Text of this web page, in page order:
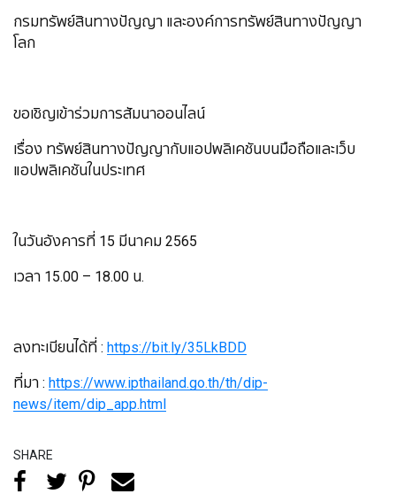
กรมทรัพย์สินทางปัญญา และองค์การทรัพย์สินทางปัญญา
โลก
ขอเชิญเข้าร่วมการสัมนาออนไลน์
เรื่อง ทรัพย์สินทางปัญญากับแอปพลิเคชันบนมือถือและเว็บ
แอปพลิเคชันในประเทศ
ในวันอังคารที่ 15 มีนาคม 2565
เวลา 15.00 – 18.00 น.
ลงทะเบียนได้ที่ : https://bit.ly/35LkBDD
ที่มา : https://www.ipthailand.go.th/th/dip-
news/item/dip_app.html
SHARE